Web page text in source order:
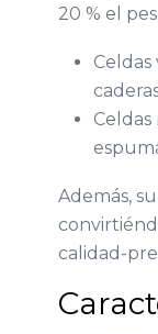
20 % el
Además,
calidad-